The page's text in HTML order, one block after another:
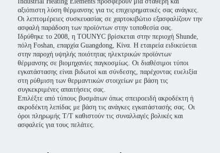
αξιόπιστη λύση θέρμανσης για τις επιχειρηματικές σας ανάγκες.
Οι λεπτομέρειες συσκευασίας σε χαρτοκιβώτιο εξασφαλίζουν την
ασφαλή παράδοση των προϊόντων στην τοποθεσία σας.
Ιδρύθηκε το 2008, η TOUNYC βρίσκεται στην περιοχή Shunde,
πόλη Foshan, επαρχία Guangdong, Κίνα. Η εταιρεία ειδικεύεται
στην παροχή υψηλής ποιότητας ηλεκτρικών προϊόντων
θέρμανσης σε βιομηχανίες παγκοσμίως. Οι διαθέσιμοι τύποι
εγκατάστασης είναι βιδωτοί και σύνδεσης, παρέχοντας ευελιξία
στη ρύθμιση των θερμαντικών στοιχείων με βάση τις
συγκεκριμένες απαιτήσεις σας.
Επιλέξτε από τύπους βυσμάτων όπως σπειροειδή ακροδέκτη ή
ακροδέκτη λεπίδας με βάση τις ανάγκες εγκατάστασής σας. Οι
όροι πληρωμής T/T καθιστούν τις συναλλαγές βολικές και
ασφαλείς για τους πελάτες.